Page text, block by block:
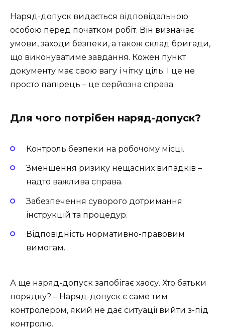
Наряд-допуск видається відповідальною
особою перед початком робіт. Він визначає
умови, заходи безпеки, а також склад бригади,
що виконуватиме завдання. Кожен пункт
документу має свою вагу і чітку ціль. І це не
просто папірець – це серйозна справа.
Для чого потрібен наряд-допуск?
Контроль безпеки на робочому місці.
Зменшення ризику нещасних випадків –
надто важлива справа.
Забезпечення суворого дотримання
інструкцій та процедур.
Відповідність нормативно-правовим
вимогам.
А ще наряд-допуск запобігає хаосу. Хто батьки
порядку? – Наряд-допуск є саме тим
контролером, який не дає ситуації вийти з-під
контролю.